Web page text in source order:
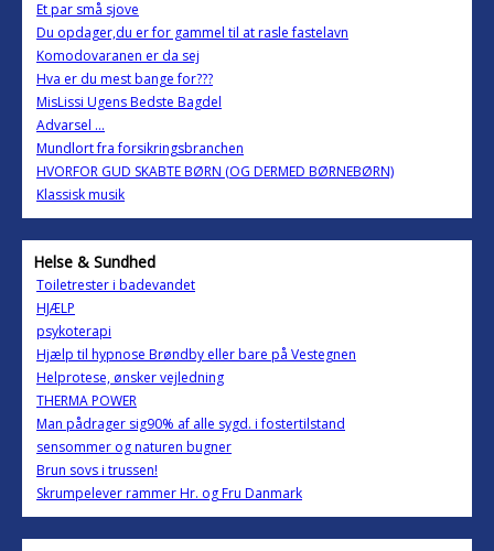
Et par små sjove
Du opdager,du er for gammel til at rasle fastelavn
Komodovaranen er da sej
Hva er du mest bange for???
MisLissi Ugens Bedste Bagdel
Advarsel ...
Mundlort fra forsikringsbranchen
HVORFOR GUD SKABTE BØRN (OG DERMED BØRNEBØRN)
Klassisk musik
Helse & Sundhed
Toiletrester i badevandet
HJÆLP
psykoterapi
Hjælp til hypnose Brøndby eller bare på Vestegnen
Helprotese, ønsker vejledning
THERMA POWER
Man pådrager sig90% af alle sygd. i fostertilstand
sensommer og naturen bugner
Brun sovs i trussen!
Skrumpelever rammer Hr. og Fru Danmark